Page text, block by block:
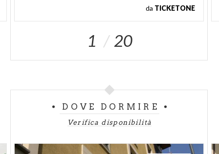
da TICKETONE
1 20
DOVE DORMIRE
Verifica disponibilità